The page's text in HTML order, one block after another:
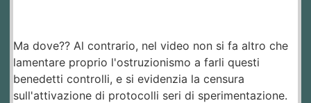
Ma dove?? Al contrario, nel video non si fa altro che
lamentare proprio l'ostruzionismo a farli questi
benedetti controlli, e si evidenzia la censura
sull'attivazione di protocolli seri di sperimentazione.